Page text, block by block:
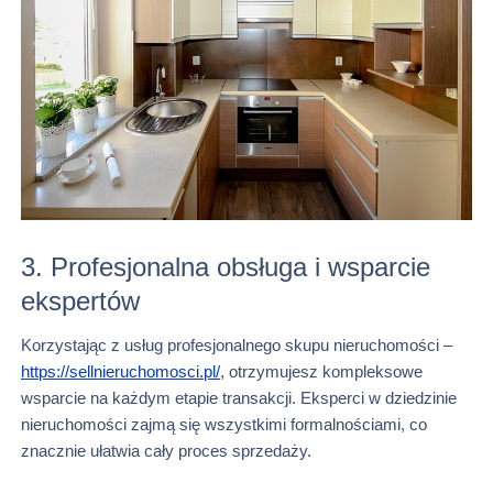
3. Profesjonalna obsługa i wsparcie
ekspertów
Korzystając z usług profesjonalnego skupu nieruchomości –
https://sellnieruchomosci.pl/, otrzymujesz kompleksowe
wsparcie na każdym etapie transakcji. Eksperci w dziedzinie
nieruchomości zajmą się wszystkimi formalnościami, co
znacznie ułatwia cały proces sprzedaży.